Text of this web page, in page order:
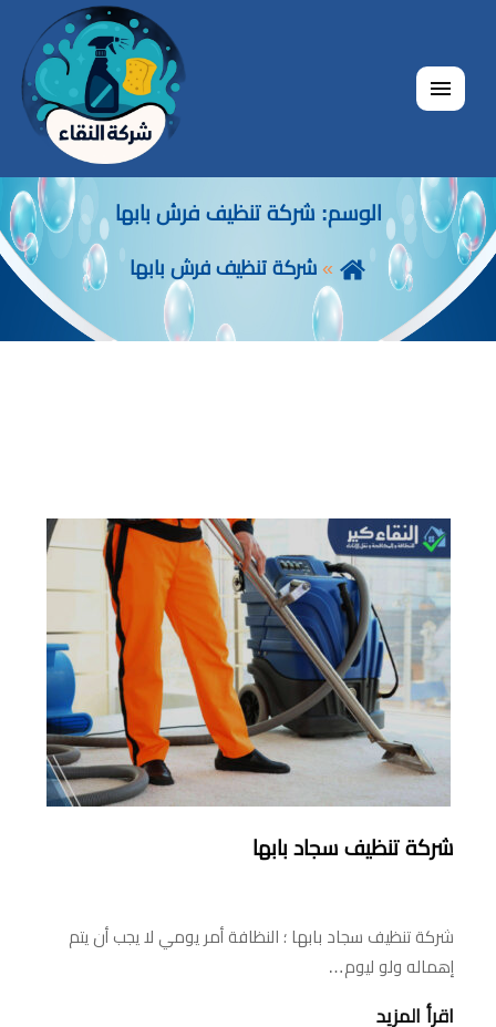
القائمة
الوسم: شركة تنظيف فرش بابها
شركة تنظيف فرش بابها
شركة تنظيف سجاد بابها
شركة تنظيف سجاد بابها ؛ النظافة أمر يومي لا يجب أن يتم
إهماله ولو ليوم…
اقرأ المزيد